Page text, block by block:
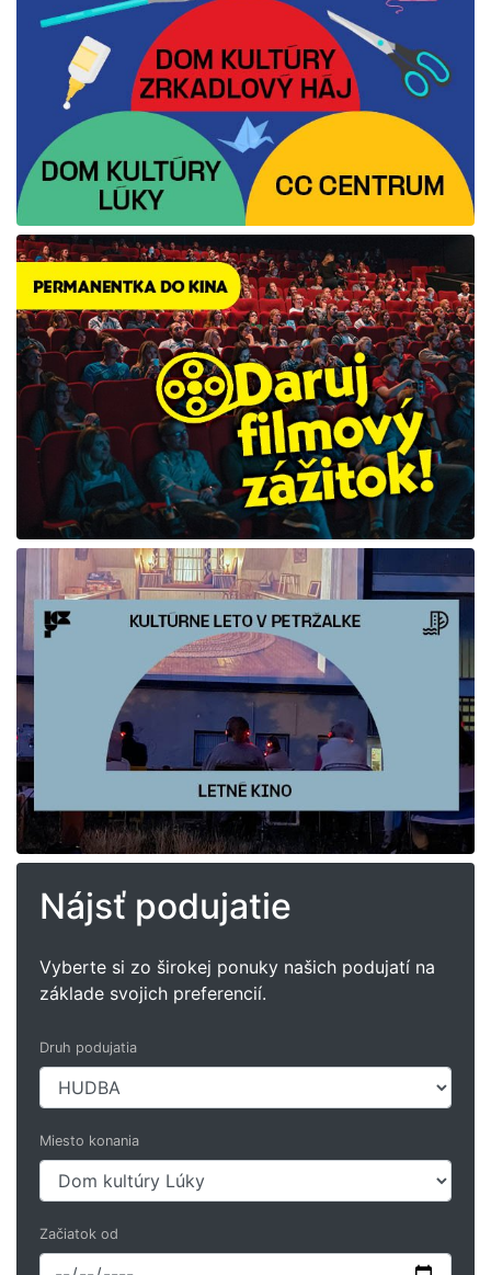
Nájsť podujatie
Vyberte si zo širokej ponuky našich podujatí na
základe svojich preferencií.
Druh podujatia
Miesto konania
Začiatok od